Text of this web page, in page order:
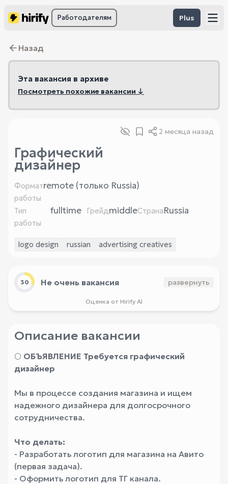
Работодателям Plus
Назад
Эта вакансия в архиве
Посмотреть похожие вакансии ↓
2 месяца назад
Графический
дизайнер
Формат
работы
remote (только Russia)
Тип
работы
fulltime ГрейдmiddleСтранаRussia
logo design russian advertising creatives
30 Не очень вакансия развернуть
Оценка от Hirify AI
Описание вакансии
🌕 ОБЪЯВЛЕНИЕ Требуется графический
дизайнер
Мы в процессе создания магазина и ищем
надежного дизайнера для долгосрочного
сотрудничества.
Что делать:
- Разработать логотип для магазина на Авито
(первая задача).
- Оформить логотип для ТГ канала.